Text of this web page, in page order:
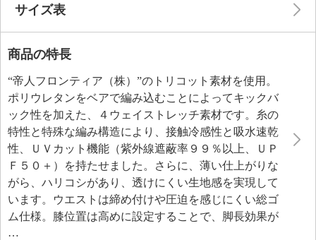
サイズ表
商品の特長
“帝人フロンティア（株）”のトリコット素材を使用。
ポリウレタンをベアで編み込むことによってキックバ
ック性を加えた、４ウェイストレッチ素材です。糸の
特性と特殊な編み構造により、接触冷感性と吸水速乾
性、ＵＶカット機能（紫外線遮蔽率９９％以上、ＵＰ
Ｆ５０＋）を持たせました。さらに、薄い仕上がりな
がら、ハリコシがあり、透けにくい生地感を実現して
います。ウエストは締め付けや圧迫を感じにくい総ゴ
ム仕様。膝位置は高めに設定することで、脚長効果が
期待できます。１６５ｃｍ以下の身長の方におすすめ